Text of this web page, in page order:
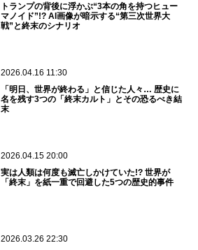
トランプの背後に浮かぶ“3本の角を持つヒュー
マノイド”!? AI画像が暗示する“第三次世界大
戦”と終末のシナリオ
2026.04.16 11:30
「明日、世界が終わる」と信じた人々… 歴史に
名を残す3つの「終末カルト」とその恐るべき結
末
2026.04.15 20:00
実は人類は何度も滅亡しかけていた!? 世界が
「終末」を紙一重で回避した5つの歴史的事件
2026.03.26 22:30